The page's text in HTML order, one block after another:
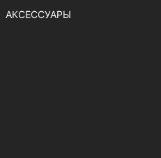
АКСЕССУАРЫ